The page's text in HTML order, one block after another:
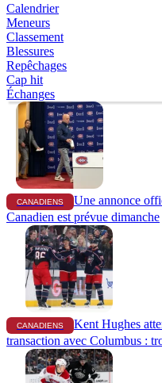
Calendrier
Meneurs
Classement
Blessures
Repêchages
Cap hit
Échanges
CANADIENS
Une annonce
Canadien est prévue dimanche
CANADIENS
Kent Hughes
transaction avec Columbus :